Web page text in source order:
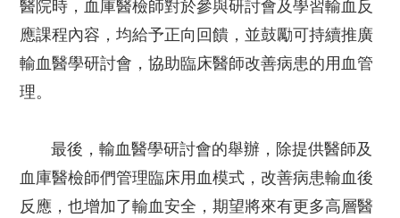
醫院時，血庫醫檢師對於參與研討會及學習輸血反
應課程內容，均給予正向回饋，並鼓勵可持續推廣
輸血醫學研討會，協助臨床醫師改善病患的用血管
理。
最後，輸血醫學研討會的舉辦，除提供醫師及
血庫醫檢師們管理臨床用血模式，改善病患輸血後
反應，也增加了輸血安全，期望將來有更多高層醫